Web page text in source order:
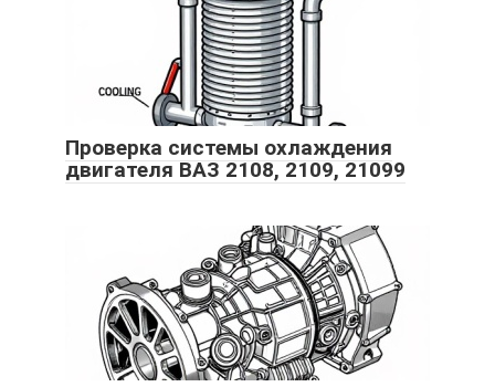
Проверка системы охлаждения
двигателя ВАЗ 2108, 2109, 21099